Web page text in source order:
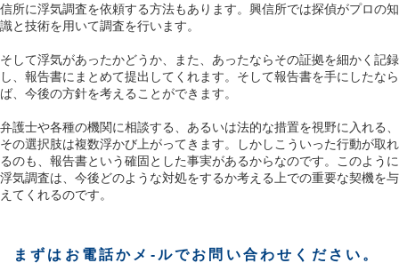
信所に浮気調査を依頼する方法もあります。興信所では探偵がプロの知
識と技術を用いて調査を行います。
そして浮気があったかどうか、また、あったならその証拠を細かく記録
し、報告書にまとめて提出してくれます。そして報告書を手にしたなら
ば、今後の方針を考えることができます。
弁護士や各種の機関に相談する、あるいは法的な措置を視野に入れる、
その選択肢は複数浮かび上がってきます。しかしこういった行動が取れ
るのも、報告書という確固とした事実があるからなのです。このように
浮気調査は、今後どのような対処をするか考える上での重要な契機を与
えてくれるのです。
まずはお電話かメ-ルでお問い合わせください。